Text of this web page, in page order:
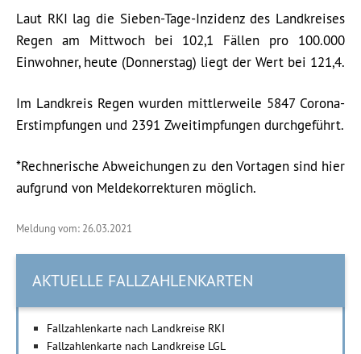
Laut RKI lag die Sieben-Tage-Inzidenz des Landkreises
Regen am Mittwoch bei 102,1 Fällen pro 100.000
Einwohner, heute (Donnerstag) liegt der Wert bei 121,4.
Im Landkreis Regen wurden mittlerweile 5847 Corona-
Erstimpfungen und 2391 Zweitimpfungen durchgeführt.
*Rechnerische Abweichungen zu den Vortagen sind hier
aufgrund von Meldekorrekturen möglich.
Meldung vom: 26.03.2021
AKTUELLE FALLZAHLENKARTEN
Fallzahlenkarte nach Landkreise RKI
Fallzahlenkarte nach Landkreise LGL